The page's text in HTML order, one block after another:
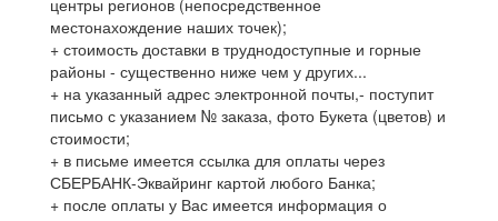
центры регионов (непосредственное
местонахождение наших точек);
+ стоимость доставки в труднодоступные и горные
районы - существенно ниже чем у других...
+ на указанный адрес электронной почты,- поступит
письмо с указанием № заказа, фото Букета (цветов) и
стоимости;
+ в письме имеется ссылка для оплаты через
СБЕРБАНК-Эквайринг картой любого Банка;
+ после оплаты у Вас имеется информация о